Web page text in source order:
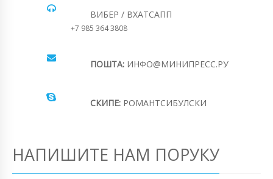
ВИБЕР / ВХАТСАПП
+7 985 364 3808
ПОШТА: ИНФО@МИНИПРЕСС.РУ
СКИПЕ: РОМАНТСИБУЛСКИ
НАПИШИТЕ НАМ ПОРУКУ